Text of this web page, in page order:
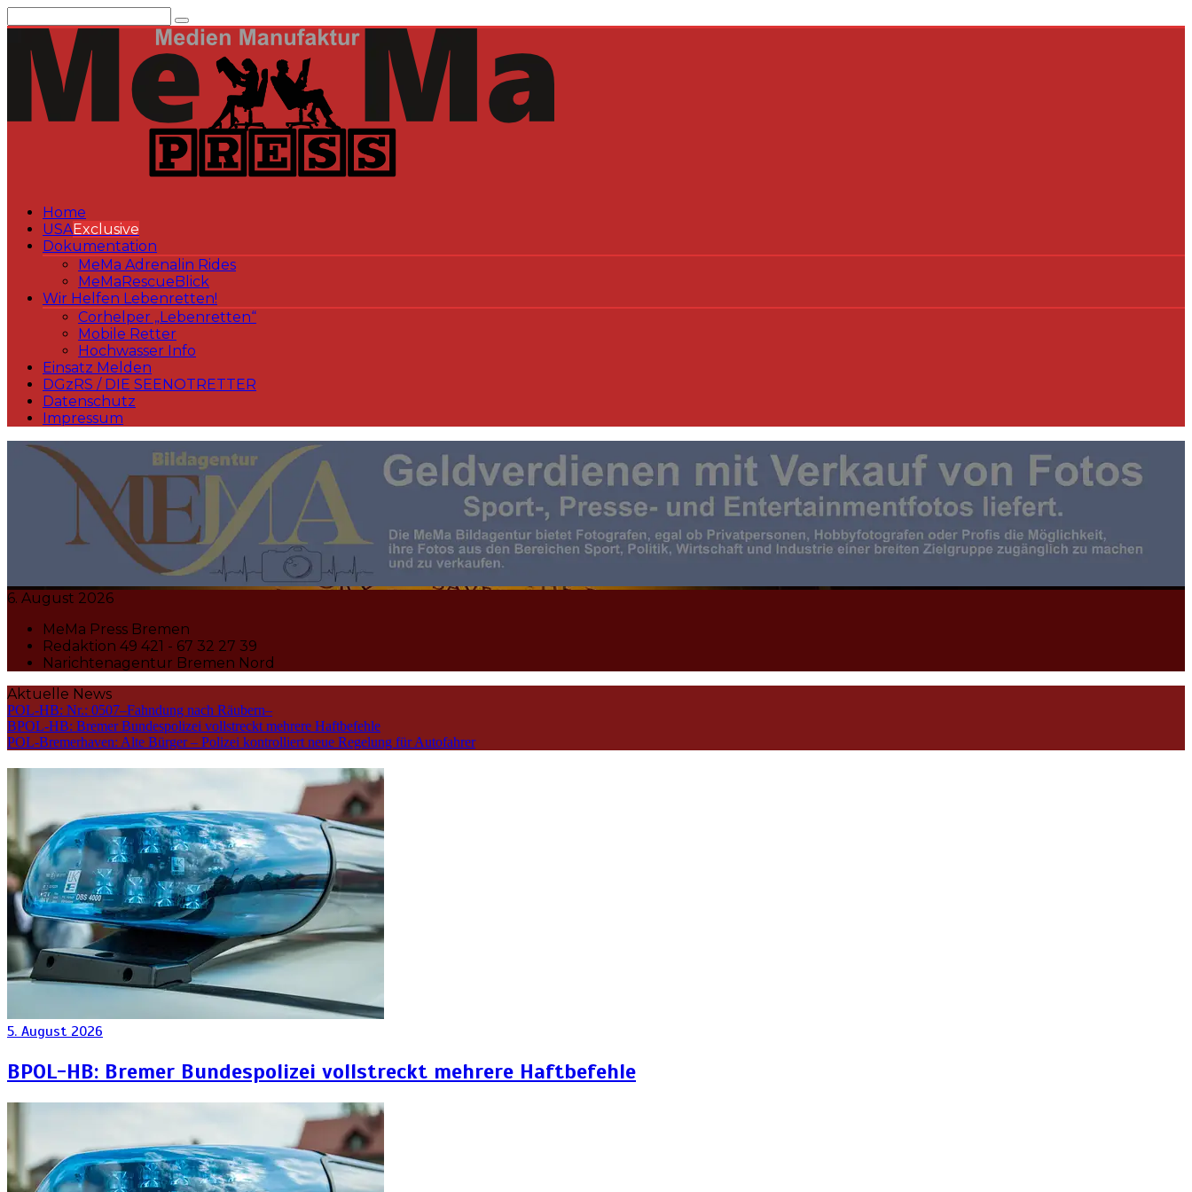
Inhalt
springen
Home
USAExclusive
Dokumentation
MeMa Adrenalin Rides
MeMaRescueBlick
Wir Helfen Lebenretten!
Corhelper „Lebenretten“
Mobile Retter
Hochwasser Info
Einsatz Melden
DGzRS / DIE SEENOTRETTER
Datenschutz
Impressum
MeMa Press Nachrichtenagentur | Events | Sport | Presse- u. Fotojournalist:in |
6. August 2026
MeMa Press Bremen
Redaktion 49 421 - 67 32 27 39
Narichtenagentur Bremen Nord
Aktuelle News
POL-HB: Nr.: 0507–Fahndung nach Räubern–
BPOL-HB: Bremer Bundespolizei vollstreckt mehrere Haftbefehle
POL-Bremerhaven: Alte Bürger – Polizei kontrolliert neue Regelung für Autofahrer
5. August 2026
BPOL-HB: Bremer Bundespolizei vollstreckt mehrere Haftbefehle